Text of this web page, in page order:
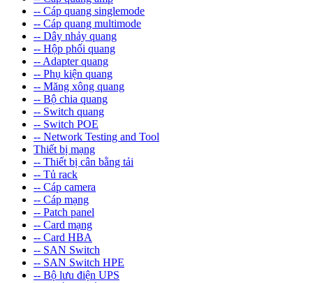
-- Cáp quang singlemode
-- Cáp quang multimode
-- Dây nhảy quang
-- Hộp phối quang
-- Adapter quang
-- Phụ kiện quang
-- Măng xông quang
-- Bộ chia quang
-- Switch quang
-- Switch POE
-- Network Testing and Tool
Thiết bị mạng
-- Thiết bị cân bằng tải
-- Tủ rack
-- Cáp camera
-- Cáp mạng
-- Patch panel
-- Card mạng
-- Card HBA
-- SAN Switch
-- SAN Switch HPE
-- Bộ lưu điện UPS